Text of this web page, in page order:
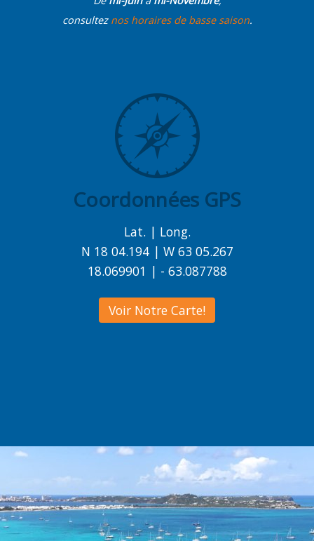
consultez nos horaires de basse saison.
Coordonnées GPS
Lat. | Long.
N 18 04.194 | W 63 05.267
18.069901 | - 63.087788
Voir Notre Carte!